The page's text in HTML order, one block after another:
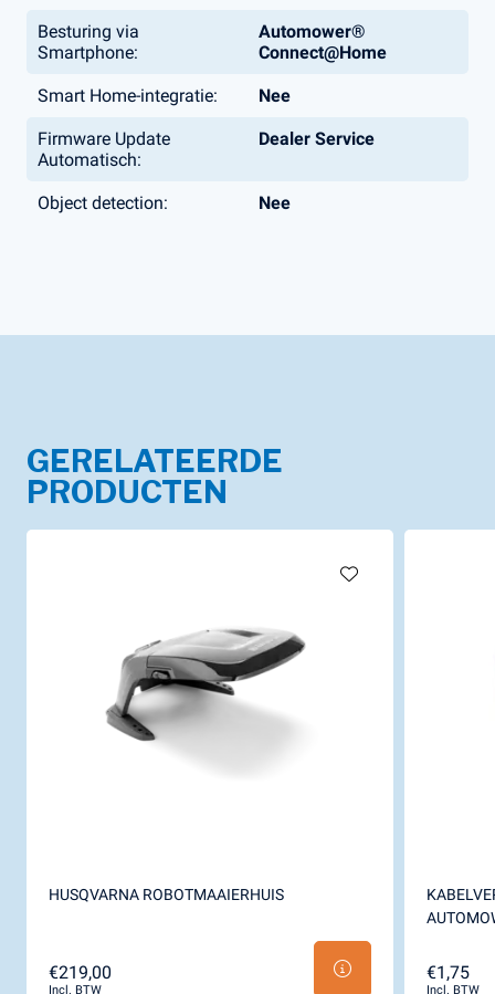
Besturing via
Smartphone:
Automower®
Connect@Home
Smart Home-integratie: Nee
Firmware Update
Automatisch:
Dealer Service
Object detection: Nee
GERELATEERDE
PRODUCTEN
HUSQVARNA ROBOTMAAIERHUIS
€219,00
Incl. BTW
€1,75
Incl. BTW